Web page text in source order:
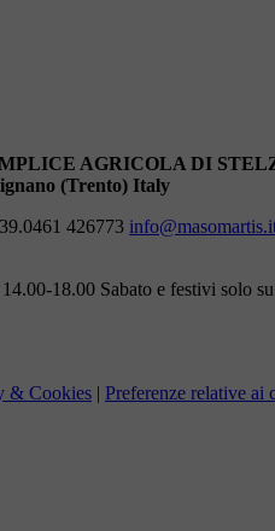
AGRICOLA DI
(Trento) Italy
426773
18.00 Sabato e festivi solo
& Cookies Preferenze relative ai